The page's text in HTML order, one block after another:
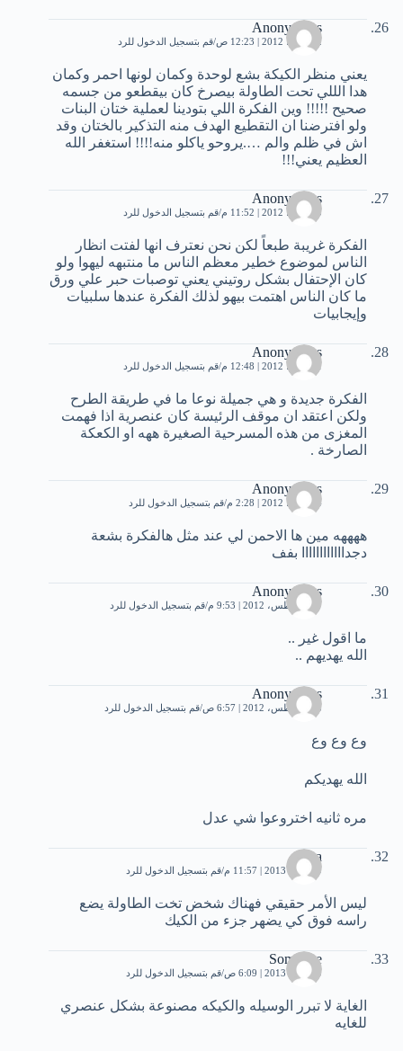
Anonymous
12 يونيو، 2012 | 12:23 ص قم بتسجيل الدخول للرد
يعني منظر الكيكة بشع لوحدة وكمان لونها احمر وكمان
هدا الللي تحت الطاولة بيصرخ كان بيقطعو من جسمه
صحيح !!!!! وين الفكرة اللي بتودينا لعملية ختان البنات
ولو افترضنا ان التقطيع الهدف منه التذكير بالختان وقد
اش في ظلم والم ….يروحو ياكلو منه!!!! استغفر الله
العظيم يعني!!!
Anonymous
15 يونيو، 2012 | 11:52 م قم بتسجيل الدخول للرد
الفكرة غريبة طبعاً لكن نحن نعترف انها لفتت انظار
الناس لموضوع خطير معظم الناس ما منتبهه ليهوا ولو
كان الإحتفال بشكل روتيني يعني توصبات حبر علي ورق
ما كان الناس اهتمت بيهو لذلك الفكرة عندها سلبيات
وإيجابيات
Anonymous
21 يونيو، 2012 | 12:48 م قم بتسجيل الدخول للرد
الفكرة جديدة و هي جميلة نوعا ما في طريقة الطرح
ولكن اعتقد ان موقف الرئيسة كان عنصرية اذا فهمت
المغزى من هذه المسرحية الصغيرة ههه او الكعكة
الصارخة .
Anonymous
24 يونيو، 2012 | 2:28 م قم بتسجيل الدخول للرد
ههههه مين ها الاحمن لي عند مثل هالفكرة بشعة
دجداااااااااااا بفف
Anonymous
27 أغسطس، 2012 | 9:53 م قم بتسجيل الدخول للرد
ما اقول غير ..
الله يهديهم ..
Anonymous
28 أغسطس، 2012 | 6:57 ص قم بتسجيل الدخول للرد
وع وع وع
الله يهديكم
مره ثانيه اختروعوا شي عدل
hiba
19 مايو، 2013 | 11:57 م قم بتسجيل الدخول للرد
ليس الأمر حقيقي فهناك شخض تخت الطاولة يضع
راسه فوق كي يضهر جزء من الكيك
Someone
20 مايو، 2013 | 6:09 ص قم بتسجيل الدخول للرد
الغاية لا تبرر الوسيله والكيكه مصنوعة بشكل عنصري
للغايه